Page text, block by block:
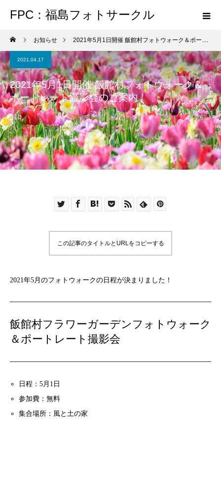
FPC：福島フォトサークル
お知らせ 2021年5月1日開催 飯館村フォトウォーク＆ポートレート撮影会のご案内
2021.04.17
2021年5月1日開催 飯館村フォトウォーク＆
ポートレート撮影会のご案内
この記事のタイトルとURLをコピーする
2021年5月のフォトウォークの日程が決まりました！
飯館村フラワーガーデンフォトウォーク
＆ポートレート撮影会
日程：5月1日
参加費：無料
集合場所：風と土の家